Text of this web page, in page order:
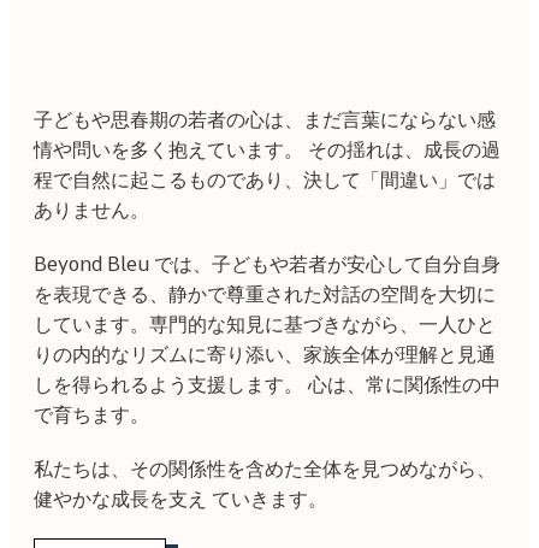
子どもや思春期の若者の心は、まだ言葉にならない感
情や問いを多く抱えています。 その揺れは、成長の過
程で自然に起こるものであり、決して「間違い」では
ありません。
Beyond Bleu では、子どもや若者が安心して自分自身
を表現できる、静かで尊重された対話の空間を大切に
しています。専門的な知見に基づきながら、一人ひと
りの内的なリズムに寄り添い、家族全体が理解と見通
しを得られるよう支援します。 心は、常に関係性の中
で育ちます。
私たちは、その関係性を含めた全体を見つめながら、
健やかな成長を支え ていきます。